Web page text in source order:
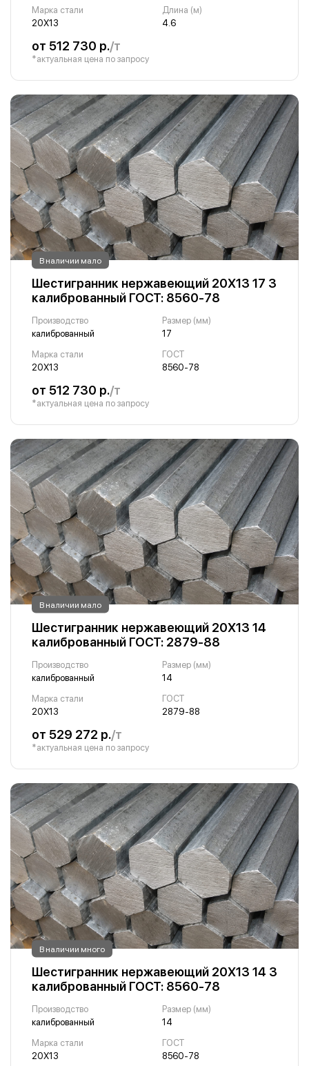
Марка стали
20Х13
Длина (м)
4.6
от 512 730 р./т
*актуальная цена по запросу
В наличии мало
Шестигранник нержавеющий 20Х13 17 3
калиброванный ГОСТ: 8560-78
Производство
калиброванный
Размер (мм)
17
Марка стали
20Х13
ГОСТ
8560-78
от 512 730 р./т
*актуальная цена по запросу
В наличии мало
Шестигранник нержавеющий 20Х13 14
калиброванный ГОСТ: 2879-88
Производство
калиброванный
Размер (мм)
14
Марка стали
20Х13
ГОСТ
2879-88
от 529 272 р./т
*актуальная цена по запросу
В наличии много
Шестигранник нержавеющий 20Х13 14 3
калиброванный ГОСТ: 8560-78
Производство
калиброванный
Размер (мм)
14
Марка стали
20Х13
ГОСТ
8560-78